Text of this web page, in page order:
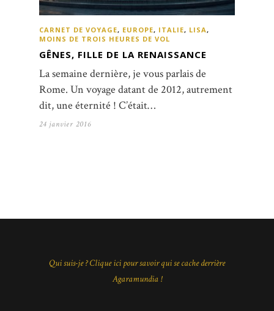
CARNET DE VOYAGE, EUROPE, ITALIE, LISA,
MOINS DE TROIS HEURES DE VOL
GÊNES, FILLE DE LA RENAISSANCE
La semaine dernière, je vous parlais de
Rome. Un voyage datant de 2012, autrement
dit, une éternité ! C’était…
24 janvier 2016
Qui suis-je ? Clique ici pour savoir qui se cache derrière
Agaramundia !